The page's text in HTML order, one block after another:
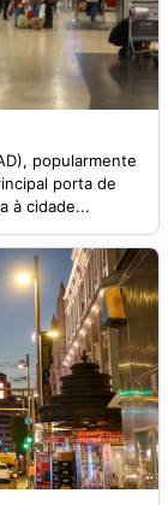
popularmente
porta de
à cidade...